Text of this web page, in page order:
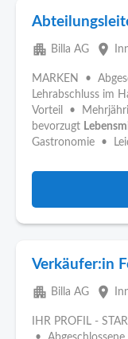
apartment Billa AG place
MARKEN •
Lehrabschluss im
Vorteil •
bevorzugt
Gastronomie •
Verkäufer:in
apartment Billa AG place
IHR PROFIL -